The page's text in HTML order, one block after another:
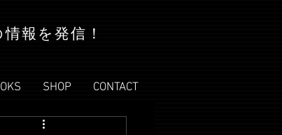
報を発信！
SHOP CONTACT